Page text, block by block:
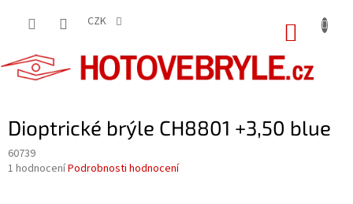
CZK
Dioptrické brýle CH8801 +3,50 blue
60739
Průměrné
1 hodnoceníPodrobnosti hodnocení